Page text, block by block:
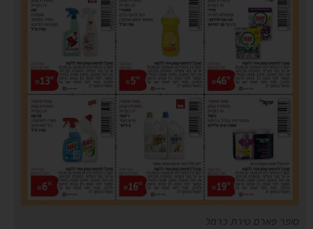
סופר פארם טירת כרמל